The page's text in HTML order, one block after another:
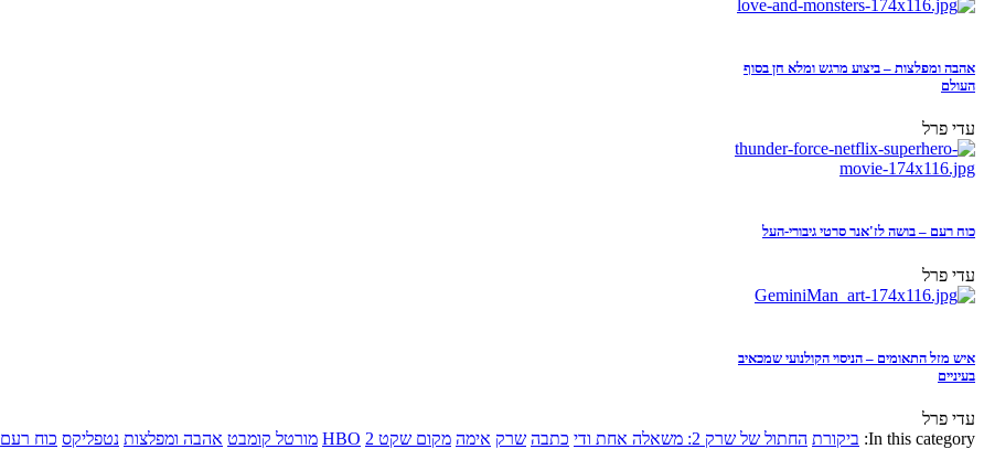
אהבה ומפלצות – ביצוע מרגש ומלא חן בסוף
העולם
עדי פרל
כוח רעם – בושה לז'אנר סרטי גיבורי-העל
עדי פרל
איש מזל התאומים – הניסוי הקולנועי שמכאיב
בעיניים
עדי פרל
In this category: ביקורת החתול של שרק 2: משאלה אחת ודי כתבה שרק אימה מקום שקט 2 HBO מורטל קומבט אהבה ומפלצות נטפליקס כוח רעם